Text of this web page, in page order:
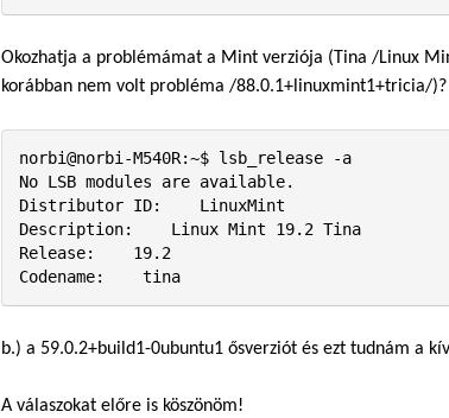
Okozhatja a problémámat a Mint verziója (Tina /Linux
korábban nem volt probléma /88.0.1+linuxmint1+tricia/)?
norbi@norbi-M540R:~$ lsb_release -a
No LSB modules are available.
Distributor ID:    LinuxMint
Description:    Linux Mint 19.2 Tina
Release:    19.2
Codename:    tina
b.) a 59.0.2+build1-0ubuntu1 ősverziót és ezt tudnám a
A válaszokat előre is köszönöm!